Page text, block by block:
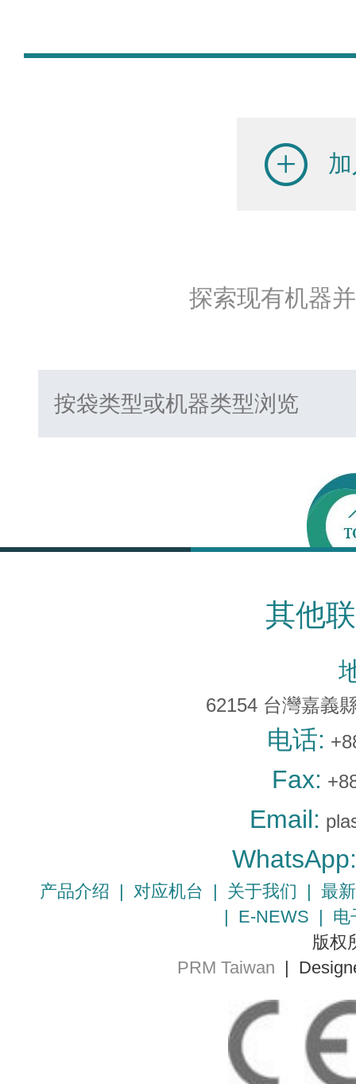
探索现有机器
其他
62154 台灣嘉義
电话:
Fax:
Email:
WhatsApp:
产品介绍 | 对应机台 | 关于我们 | 最
| E-NEWS | 电
版权
PRM Taiwan |